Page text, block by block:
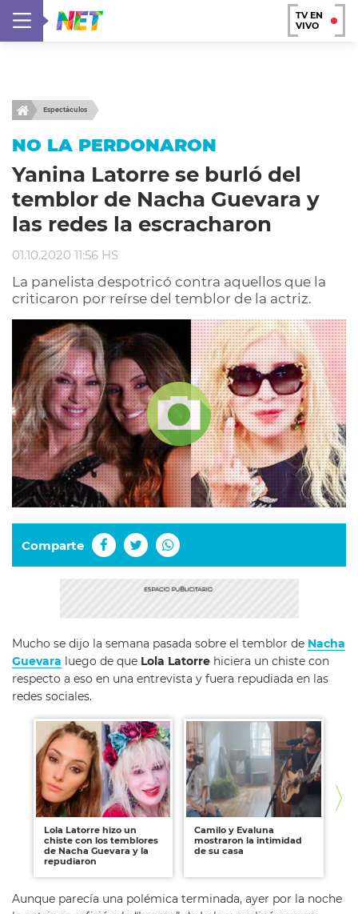
TV EN
VIVO
Espectáculos
NO LA PERDONARON
Yanina Latorre se burló del
temblor de Nacha Guevara y
las redes la escracharon
01.10.2020 11:56 HS
La panelista despotricó contra aquellos que la
criticaron por reírse del temblor de la actriz.
Comparte
Mucho se dijo la semana pasada sobre el temblor de Nacha
Guevara luego de que Lola Latorre hiciera un chiste con
respecto a eso en una entrevista y fuera repudiada en las
redes sociales.
Lola Latorre hizo un
chiste con los temblores
de Nacha Guevara y la
repudiaron
Camilo y Evaluna
mostraron la intimidad
de su casa
Aunque parecía una polémica terminada, ayer por la noche